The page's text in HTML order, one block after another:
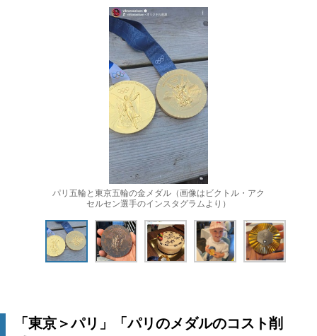
パリ五輪と東京五輪の金メダル（画像はビクトル・アク
セルセン選手のインスタグラムより）
「東京＞パリ」「パリのメダルのコスト削